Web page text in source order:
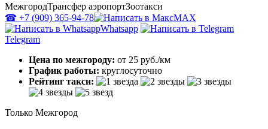
МежгородТрансфер аэропортЗоотакси
☎ +7 (909) 365-94-78
MAX
Whatsapp
Telegram
Цена по межгороду: от 25 руб./км
График работы: круглосуточно
Рейтинг такси:
Только Межгород